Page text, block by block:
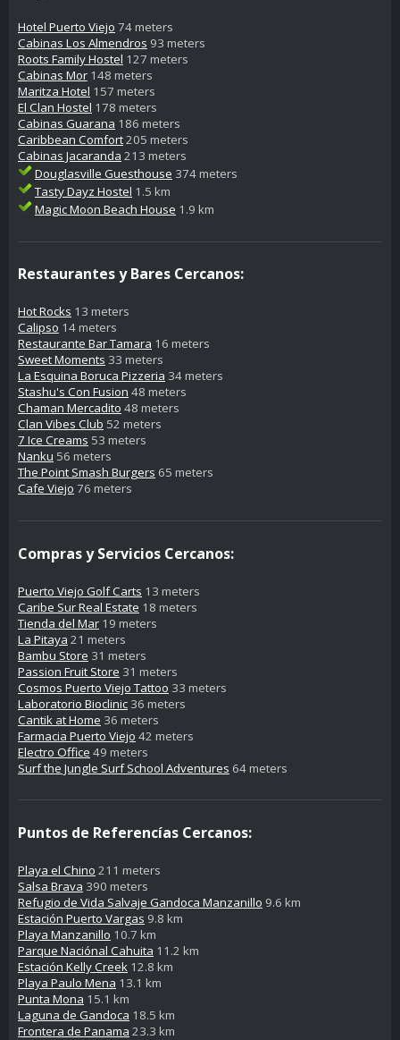
Hotel Puerto Viejo 74 meters
Cabinas Los Almendros 93 meters
Roots Family Hostel 127 meters
Cabinas Mor 148 meters
Maritza Hotel 157 meters
El Clan Hostel 178 meters
Cabinas Guarana 186 meters
Caribbean Comfort205 meters
Cabinas Jacaranda 213 meters
Douglasville Guesthouse 374 meters
Tasty Dayz Hostel 1.5 km
Magic Moon Beach House 1.9 km
Restaurantes y Bares Cercanos:
Hot Rocks 13 meters
Calipso 14 meters
Restaurante Bar Tamara 16 meters
Sweet Moments 33 meters
La Esquina Boruca Pizzeria 34 meters
Stashu's Con Fusion 48 meters
Chaman Mercadito 48 meters
Clan Vibes Club 52 meters
7 Ice Creams 53 meters
Nanku 56 meters
The Point Smash Burgers 65 meters
Cafe Viejo 76 meters
Compras y Servicios Cercanos:
Puerto Viejo Golf Carts 13 meters
Caribe Sur Real Estate 18 meters
Tienda del Mar 19 meters
La Pitaya 21 meters
Bambu Store 31 meters
Passion Fruit Store 31 meters
Cosmos Puerto Viejo Tattoo 33 meters
Laboratorio Bioclinic 36 meters
Cantik at Home 36 meters
Farmacia Puerto Viejo 42 meters
Electro Office 49 meters
Surf the Jungle Surf School Adventures 64 meters
Puntos de Referencías Cercanos:
Playa el Chino 211 meters
Salsa Brava 390 meters
Refugio de Vida Salvaje Gandoca Manzanillo 9.6 km
Estación Puerto Vargas 9.8 km
Playa Manzanillo 10.7 km
Parque Naciónal Cahuita 11.2 km
Estación Kelly Creek 12.8 km
Playa Paulo Mena 13.1 km
Punta Mona 15.1 km
Laguna de Gandoca 18.5 km
Frontera de Panama 23.3 km